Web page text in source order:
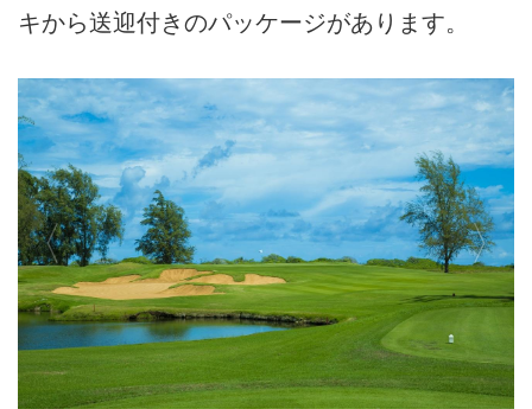
キから送迎付きのパッケージがあります。